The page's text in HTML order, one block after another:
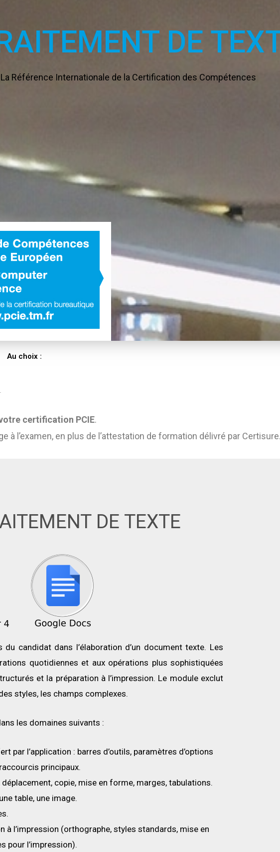
DE
Référence Internationale de la Certification des Compétences
Au choix :
certification PCIE.
l’examen, en plus de l’attestation de formation délivré par Certisure.
DE TEXTE
candidat dans l’élaboration d’un document texte. Les
quotidiennes et aux opérations plus sophistiquées
et la préparation à l’impression. Le module exclut
styles, les champs complexes.
les domaines suivants :
par l’application : barres d’outils, paramètres d’options
principaux.
copie, mise en forme, marges, tabulations.
table, une image.
à l’impression (orthographe, styles standards, mise en
pour l’impression).